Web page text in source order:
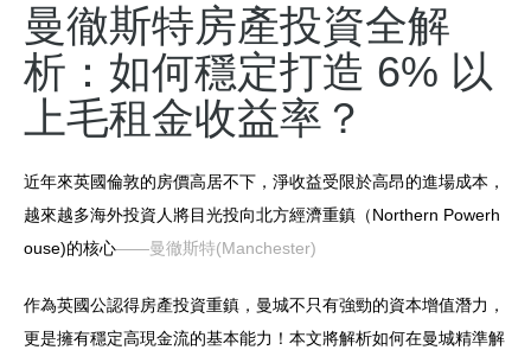
曼徹斯特房產投資全解
析：如何穩定打造 6% 以
上毛租金收益率？
近年來英國倫敦的房價高居不下，淨收益受限於高昂的進場成本，
越來越多海外投資人將目光投向北方經濟重鎮（Northern Powerh
ouse)的核心——曼徹斯特(Manchester)
作為英國公認得房產投資重鎮，曼城不只有強勁的資本增值潛力，
更是擁有穩定高現金流的基本能力！本文將解析如何在曼城精準解